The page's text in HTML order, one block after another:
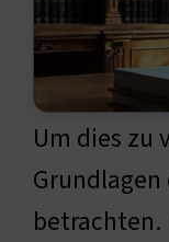
Um dies zu
betrachten.